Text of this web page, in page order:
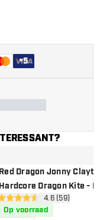
+5
aan verlanglijst
Red Dragon Jonny Clayton
Hardcore Dragon Kite -
open reviews
score sterren4.6 (59)
Op voorraad